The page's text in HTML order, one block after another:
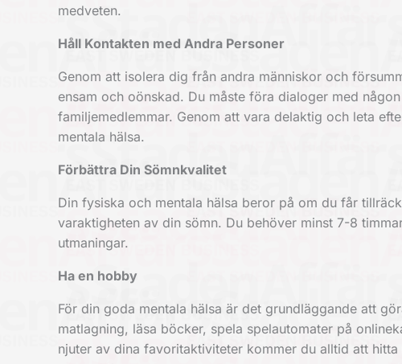
medveten.
Håll Kontakten med Andra Personer
Genom att isolera dig från andra människor och
ensam och oönskad. Du måste föra dialoger med
familjemedlemmar. Genom att vara delaktig och leta
mentala hälsa.
Förbättra Din Sömnkvalitet
Din fysiska och mentala hälsa beror på om du får
varaktigheten av din sömn. Du behöver minst 7-8
utmaningar.
Ha en hobby
För din goda mentala hälsa är det grundläggande att
matlagning, läsa böcker, spela spelautomater på
njuter av dina favoritaktiviteter kommer du alltid att